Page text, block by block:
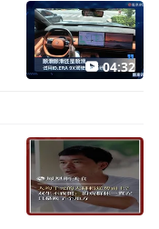
04:32